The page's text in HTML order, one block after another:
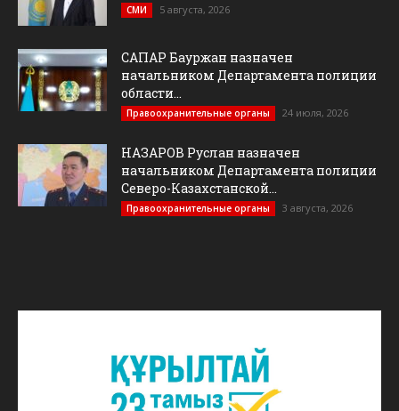
СМИ 5 августа, 2026
САПАР Бауржан назначен
начальником Департамента полиции
области...
Правоохранительные органы 24 июля, 2026
НАЗАРОВ Руслан назначен
начальником Департамента полиции
Северо-Казахстанской...
Правоохранительные органы 3 августа, 2026